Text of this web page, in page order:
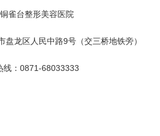
雀台整形美容医院
盘龙区人民中路9号（交三桥地铁旁）
线：0871-68033333